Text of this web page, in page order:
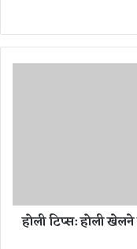
ल
होली टिप्स: होली